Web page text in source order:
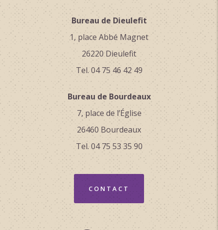
Bureau de Dieulefit
1, place Abbé Magnet
26220 Dieulefit
Tel. 04 75 46 42 49
Bureau de Bourdeaux
7, place de l’Église
26460 Bourdeaux
Tel. 04 75 53 35 90
CONTACT